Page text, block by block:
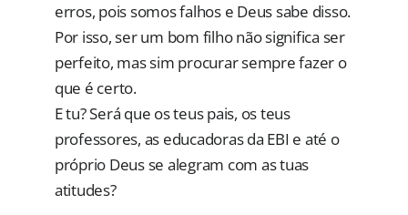
erros, pois somos falhos e Deus sabe disso.
Por isso, ser um bom filho não significa ser
perfeito, mas sim procurar sempre fazer o
que é certo.
E tu? Será que os teus pais, os teus
professores, as educadoras da EBI e até o
próprio Deus se alegram com as tuas
atitudes?